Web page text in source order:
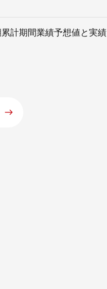
計期間業績予想値と実績